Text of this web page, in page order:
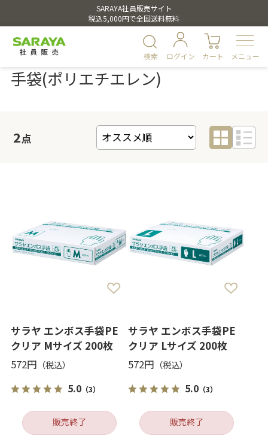
SARAYA社員販売サイト
税込5,000円で全国送料無料
検索 ログイン カート メニュー
手袋(ポリエチエレン)
2
サラヤ エンボス手袋PE
クリア Mサイズ 200枚
572円
5.0（3）
販売終了
サラヤ エンボス手袋PE
クリア Lサイズ 200枚
572円
5.0（3）
販売終了